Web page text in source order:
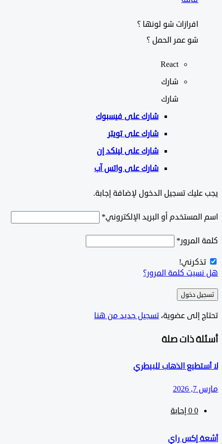
افرازات شو لونها ؟
شو عمر الحمل ؟
React
شارك
شارك علىفيسبوك
شارك على تويتر
شارك على لينكد إن
شارك على واتس آب
تسجيل الدخول لإضافة إجابة.
أو البريد الإلكتروني*
*
كلمة المرور؟
دخول
إلى عضوية،‫تسجيل جديد من هنا
ذات صلة
الذهاب للبيطري
إكس راي